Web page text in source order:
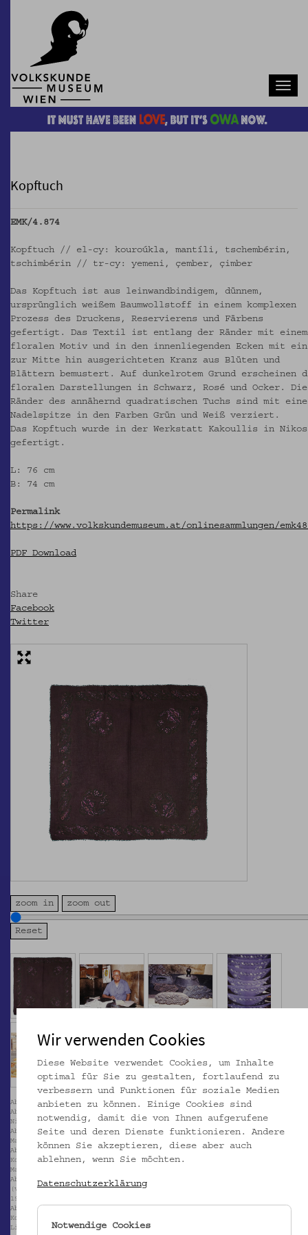
Kopftuch
EMK/4.874
Kopftuch // el-cy: kouroúkla, mantíli, tschembérin,
tschimbérin // tr-cy: yemeni, çember, çimber
Das Kopftuch ist aus leinwandbindigem, dünnem,
ursprünglich weißem Baumwollstoff in einem komplexen
Prozess des Druckens, Reservierens und Färbens
gefertigt. Das Textil ist entlang der Ränder mit einem
floralen Motiv und in den innenliegenden Ecken mit
zur Mitte hin ausgerichteten Kranz aus Blüten und
Blättern bemustert. Auf dunkelrotem Grund erscheinen
floralen Darstellungen in Schwarz, Rosé und Ocker. Die
Ränder des annähernd quadratischen Tuchs sind mit
Nadelspitze in den Farben Grün und Weiß verziert.
Das Kopftuch wurde in der Werkstatt Kakoullis in
gefertigt.
L: 76 cm
B: 74 cm
Permalink
https://www.volkskundemuseum.at/onlinesammlungen/
PDF Download
Share
Facebook
Twitter
zoom in zoom out
Abb. 1: Volkskundemuseum Wien / Foto: Christa Knott
Abb. 2: Der Stoffdrucker Leonidas Kakoullis in seiner Werkstatt in
Nikosia, um 1991. Foto und © Margit Z Krpata
Abb. 3: Druckmodel der Werkstatt Kakoullis in Nikosia, um 1991. Foto
Margit Z Krpata
Abb. 4: Während des Herstellungsprozesses zum Trocknen aufgehängte
Kopftücher in der Werkstatt Kakoullis in Nikosia, um 1991. Foto und ©
Margit Z Krpata
Abb. 5: Auf dem Markt: Der Mann trägt eine traditionelle Männerhose
(vraka), die Frau ein traditionell bemustertes Kopftuch (tschemberin),
1980er-Jahre. © N.G. TRIARCHOS & Co. Ltd., Nicosia
Abb. 6: Blick in einen Bus: Die Frau vorne trägt eines der
Kopftücher (tschemberka), 1989. © Pierre Couteau 1989, EDITIONS OMNI
Limassol
Wir verwenden Cookies
Diese Website verwendet Cookies, um Inhalte
optimal für Sie zu gestalten, fortlaufend zu
verbessern und Funktionen für soziale Medien
anbieten zu können. Einige Cookies sind
notwendig, damit die von Ihnen aufgerufene
Seite und deren Dienste funktionieren. Andere
können Sie akzeptieren, diese aber auch
ablehnen, wenn Sie möchten.
Datenschutzerklärung
Notwendige Cookies